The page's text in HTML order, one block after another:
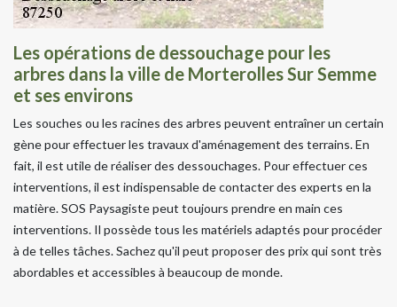
Les opérations de dessouchage pour les
arbres dans la ville de Morterolles Sur Semme
et ses environs
Les souches ou les racines des arbres peuvent entraîner un certain
gène pour effectuer les travaux d'aménagement des terrains. En
fait, il est utile de réaliser des dessouchages. Pour effectuer ces
interventions, il est indispensable de contacter des experts en la
matière. SOS Paysagiste peut toujours prendre en main ces
interventions. Il possède tous les matériels adaptés pour procéder
à de telles tâches. Sachez qu'il peut proposer des prix qui sont très
abordables et accessibles à beaucoup de monde.